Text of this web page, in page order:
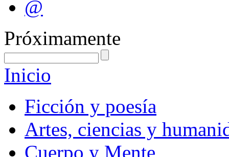
@
Próximamente
Inicio
Ficción y poesía
Artes, ciencias y
Cuerpo y Mente